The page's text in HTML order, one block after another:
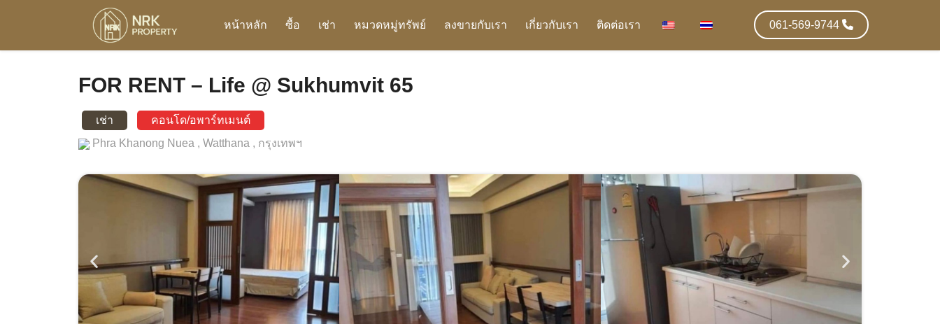
หน้าหลัก ซื้อ เช่า หมวดหมู่ทรัพย์ ลงขายกับเรา เกี่ยวกับเรา ติดต่อเรา 061-569-9744
FOR RENT – Life @ Sukhumvit 65
เช่า
คอนโด/อพาร์ทเมนต์
Phra Khanong Nuea , Watthana , กรุงเทพฯ